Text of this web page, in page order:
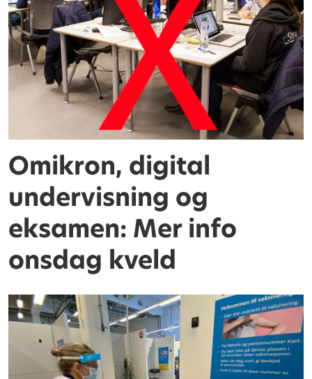
Omikron, digital
undervisning og
eksamen: Mer info
onsdag kveld